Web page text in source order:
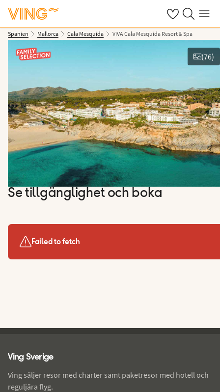
Se dinaSök på ving.se
Meny
Spanien Mallorca Cala Mesquida VIVA Cala Mesquida Resort & Spa
Se bilder & film
(76)
Se tillgänglighet och boka
Failed to fetch
Ving Sverige
Ving säljer resor med charter samt paketresor med hotell och
reguljära flyg.